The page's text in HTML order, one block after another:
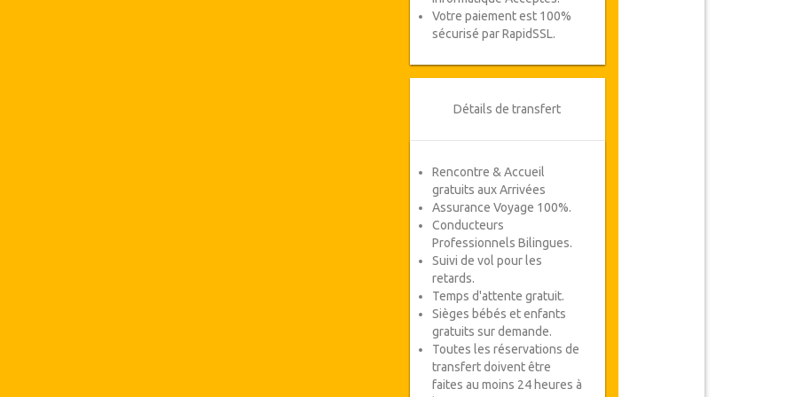
Votre paiement est 100%
sécurisé par RapidSSL.
Détails de transfert
Rencontre & Accueil
gratuits aux Arrivées
Assurance Voyage 100%.
Conducteurs
Professionnels Bilingues.
Suivi de vol pour les
retards.
Temps d'attente gratuit.
Sièges bébés et enfants
gratuits sur demande.
Toutes les réservations de
transfert doivent être
faites au moins 24 heures à